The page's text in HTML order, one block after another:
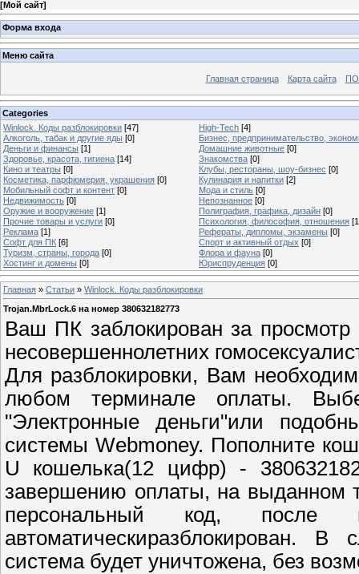
[Мой сайт]
Форма входа
Меню сайта
Главная страница Карта сайта
Categories
Winlock. Коды разблокировки [47] High-Tech [4]
Алкоголь, табак и другие яды [0]
Бизнес, предпринимательство,
Деньги и финансы [1] Домашние животные [0]
Здоровье, красота, гигиена [14] Знакомства [0]
Кино и театры [0] Клубы, рестораны, шоу-бизнес [0]
Косметика, парфюмерия, украшения [0] Кулинария и напитки [2]
Мобильный софт и контент [0] Мода и стиль [0]
Недвижимость [0] Непознанное [0]
Оружие и вооружение [1] Полиграфия, графика, дизайн [0]
Прочие товары и услуги [0] Психология, философия, отношения
Реклама [1] Рефераты, дипломы, экзамены [0]
Софт для ПК [6] Спорт и активный отдых [0]
Туризм, страны, города [0] Флора и фауна [0]
Хостинг и домены [0] Юриспруденция [0]
Главная » Статьи » Winlock. Коды разблокировки
Trojan.MbrLock.6 на номер 380632182773
Ваш ПК заблокирован за
несовершеннолетних
Для разблокировки, Вам
любом терминале оплаты.
"Электронные деньги"или
системы Webmoney. Пополните
U кошелька(12 цифр) -
завершению оплаты, на выданном
персональный код,
автоматическиразблокирован.
система будет уничтожена, без